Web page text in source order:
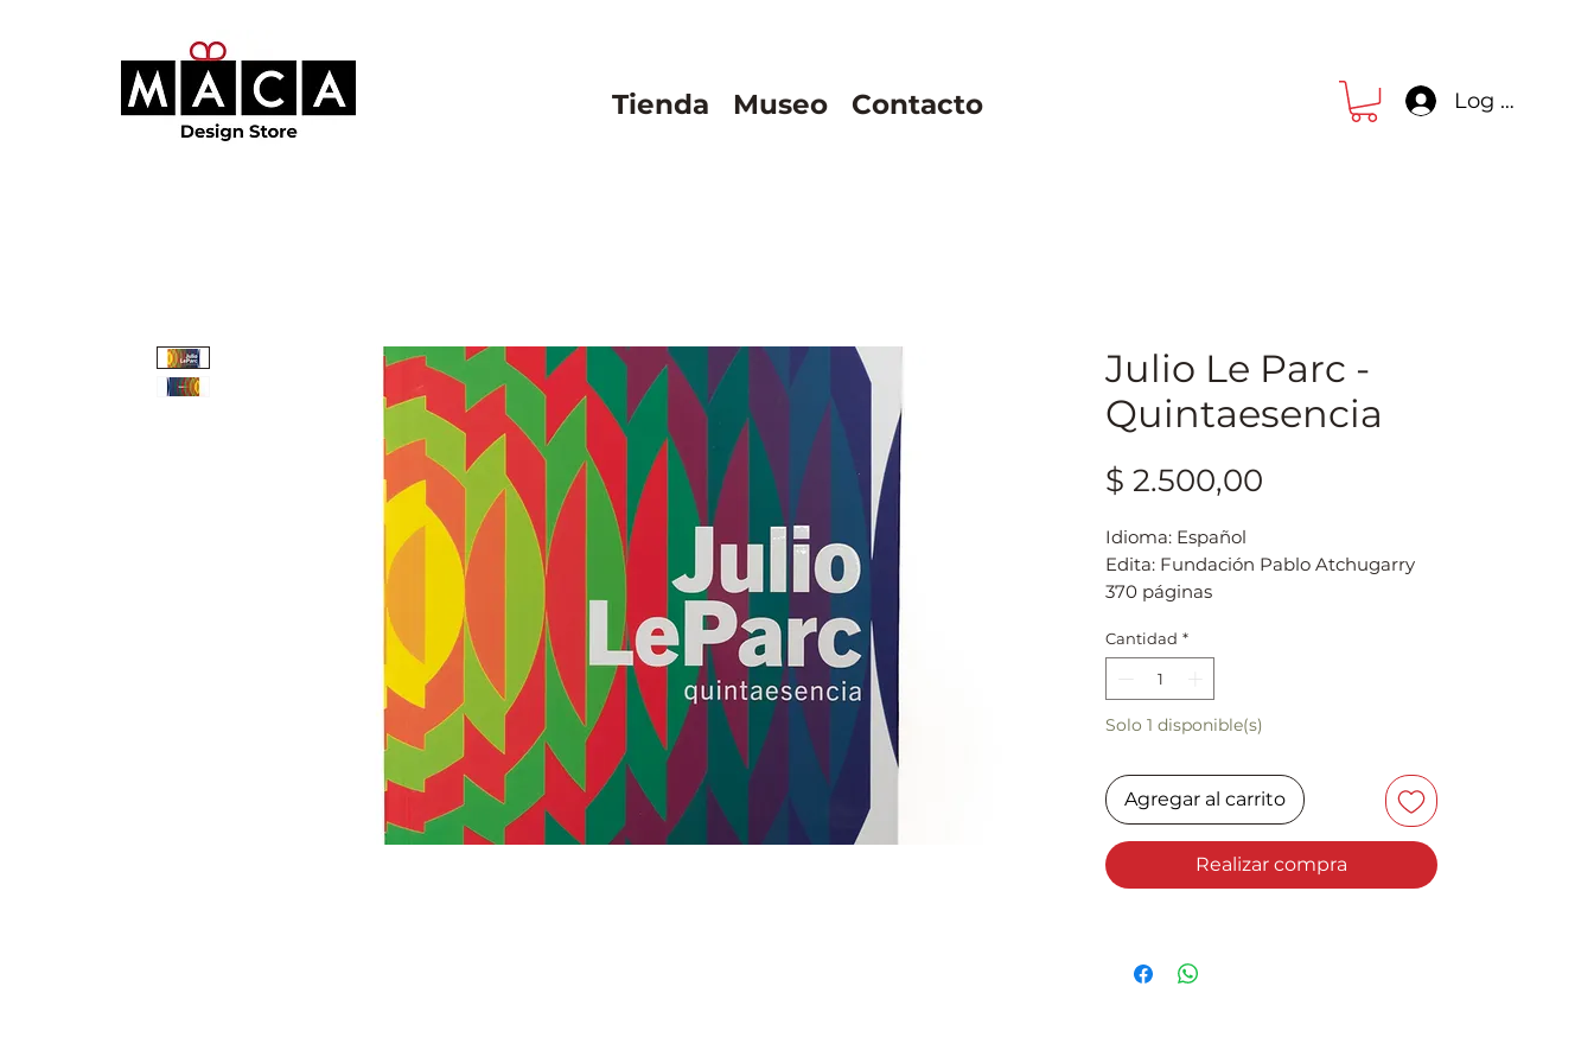
Tienda Museo Contacto Log In
Julio Le Parc -
Quintaesencia
$ 2.500,00
Idioma: Español
Edita: Fundación Pablo Atchugarry
370 páginas
Descripción
Catálogo de la exposición
"Quintaesencia" por Julio Le Parc en
el Museo de Arte Contemporaneo
Cantidad *
Solo 1 disponible(s)
Agregar al carrito
Realizar compra